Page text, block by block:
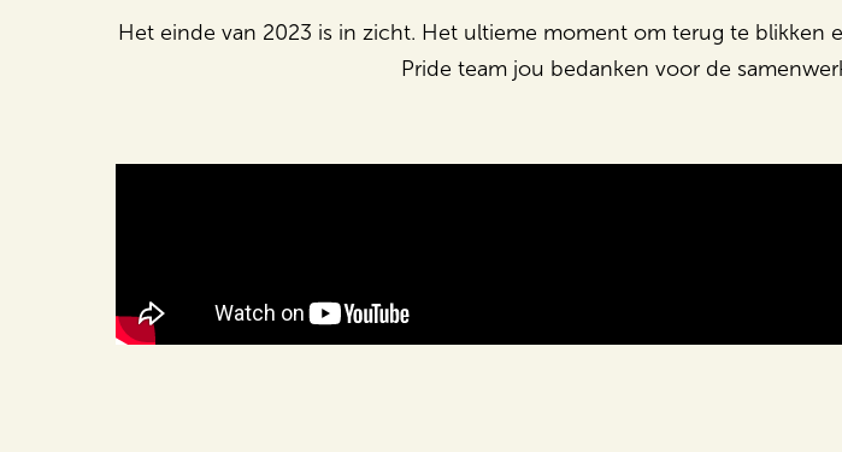
Het einde van 2023 is in zicht. Het ultieme moment om terug te blikken
Pride team jou bedanken voor de